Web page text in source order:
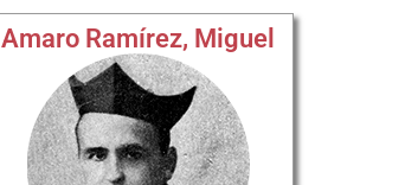
Amaro Ramírez, Miguel